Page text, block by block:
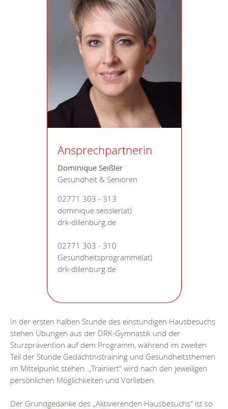
Ansprechpartnerin
Dominique Seißler
Gesundheit & Senioren
02771 303 - 313
dominique.seissler(at)
drk-dillenburg.de
02771 303 - 310
Gesundheitsprogramme(at)
drk-dillenburg.de
In der ersten halben Stunde des einstündigen Hausbesuchs
stehen Übungen aus der DRK-Gymnastik und der
Sturzprävention auf dem Programm, während im zweiten
Teil der Stunde Gedächtnistraining und Gesundheitsthemen
im Mittelpunkt stehen. „Trainiert“ wird nach den jeweiligen
persönlichen Möglichkeiten und Vorlieben.
Der Grundgedanke des „Aktivierenden Hausbesuchs“ ist so